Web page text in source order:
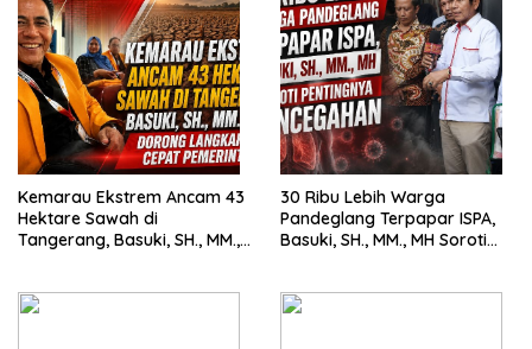
Kemarau Ekstrem Ancam 43
Hektare Sawah di
Tangerang, Basuki, SH., MM.,
30 Ribu Lebih Warga
Pandeglang Terpapar ISPA,
Basuki, SH., MM., MH Soroti